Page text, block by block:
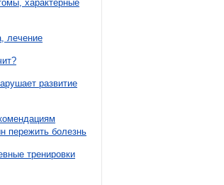
характерные
лечение
развитие
пережить болезнь
тренировки